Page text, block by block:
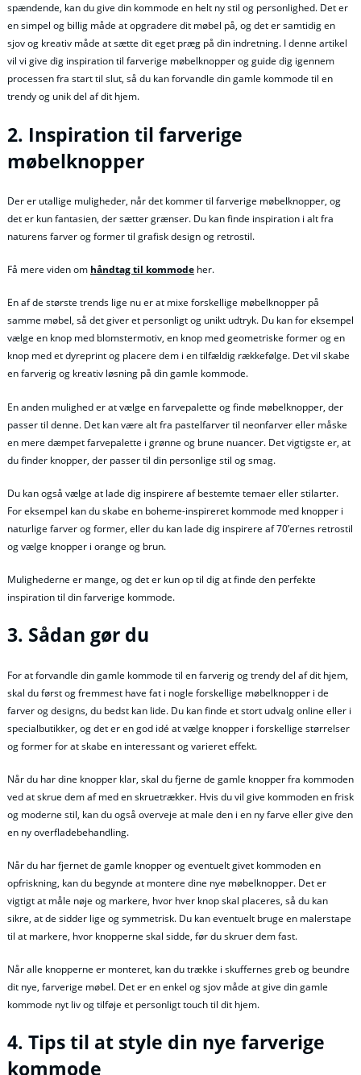
spændende, kan du give din kommode en helt ny stil og personlighed. Det er
en simpel og billig måde at opgradere dit møbel på, og det er samtidig en
sjov og kreativ måde at sætte dit eget præg på din indretning. I denne artikel
vil vi give dig inspiration til farverige møbelknopper og guide dig igennem
processen fra start til slut, så du kan forvandle din gamle kommode til en
trendy og unik del af dit hjem.
2. Inspiration til farverige
møbelknopper
Der er utallige muligheder, når det kommer til farverige møbelknopper, og
det er kun fantasien, der sætter grænser. Du kan finde inspiration i alt fra
naturens farver og former til grafisk design og retrostil.
Få mere viden om håndtag til kommode her.
En af de største trends lige nu er at mixe forskellige møbelknopper på
samme møbel, så det giver et personligt og unikt udtryk. Du kan for eksempel
vælge en knop med blomstermotiv, en knop med geometriske former og en
knop med et dyreprint og placere dem i en tilfældig rækkefølge. Det vil skabe
en farverig og kreativ løsning på din gamle kommode.
En anden mulighed er at vælge en farvepalette og finde møbelknopper, der
passer til denne. Det kan være alt fra pastelfarver til neonfarver eller måske
en mere dæmpet farvepalette i grønne og brune nuancer. Det vigtigste er, at
du finder knopper, der passer til din personlige stil og smag.
Du kan også vælge at lade dig inspirere af bestemte temaer eller stilarter.
For eksempel kan du skabe en boheme-inspireret kommode med knopper i
naturlige farver og former, eller du kan lade dig inspirere af 70’ernes retrostil
og vælge knopper i orange og brun.
Mulighederne er mange, og det er kun op til dig at finde den perfekte
inspiration til din farverige kommode.
3. Sådan gør du
For at forvandle din gamle kommode til en farverig og trendy del af dit hjem,
skal du først og fremmest have fat i nogle forskellige møbelknopper i de
farver og designs, du bedst kan lide. Du kan finde et stort udvalg online eller i
specialbutikker, og det er en god idé at vælge knopper i forskellige størrelser
og former for at skabe en interessant og varieret effekt.
Når du har dine knopper klar, skal du fjerne de gamle knopper fra kommoden
ved at skrue dem af med en skruetrækker. Hvis du vil give kommoden en frisk
og moderne stil, kan du også overveje at male den i en ny farve eller give den
en ny overfladebehandling.
Når du har fjernet de gamle knopper og eventuelt givet kommoden en
opfriskning, kan du begynde at montere dine nye møbelknopper. Det er
vigtigt at måle nøje og markere, hvor hver knop skal placeres, så du kan
sikre, at de sidder lige og symmetrisk. Du kan eventuelt bruge en malerstape
til at markere, hvor knopperne skal sidde, før du skruer dem fast.
Når alle knopperne er monteret, kan du trække i skuffernes greb og beundre
dit nye, farverige møbel. Det er en enkel og sjov måde at give din gamle
kommode nyt liv og tilføje et personligt touch til dit hjem.
4. Tips til at style din nye farverige
kommode